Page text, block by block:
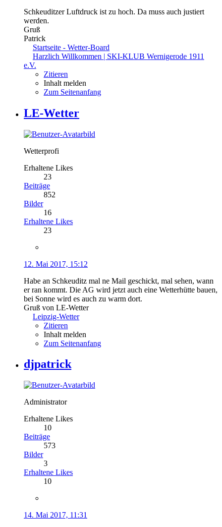
Schkeuditzer Luftdruck ist zu hoch. Da muss auch justiert
werden.
Gruß
Patrick
Startseite - Wetter-Board
Harzlich Willkommen | SKI-KLUB Wernigerode 1911
e.V.
Zitieren
Inhalt melden
Zum Seitenanfang
LE-Wetter
Wetterprofi
Erhaltene Likes
23
Beiträge
852
Bilder
16
Erhaltene Likes
23
12. Mai 2017, 15:12
Habe an Schkeuditz mal ne Mail geschickt, mal sehen, wann
er ran kommt. Die AG wird jetzt auch eine Wetterhütte bauen,
bei Sonne wird es auch zu warm dort.
Gruß von LE-Wetter
Leipzig-Wetter
Zitieren
Inhalt melden
Zum Seitenanfang
djpatrick
Administrator
Erhaltene Likes
10
Beiträge
573
Bilder
3
Erhaltene Likes
10
14. Mai 2017, 11:31